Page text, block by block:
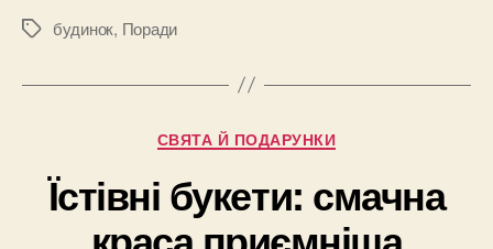
покупкою”
Позначки
будинок, Поради
Категорії
СВЯТА Й ПОДАРУНКИ
Їстівні букети: смачна